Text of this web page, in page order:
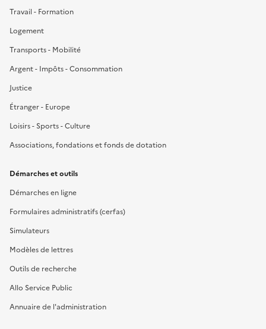
Travail - Formation
Logement
Transports - Mobilité
Argent - Impôts - Consommation
Justice
Étranger - Europe
Loisirs - Sports - Culture
Associations, fondations et fonds de dotation
Démarches et outils
Démarches en ligne
Formulaires administratifs (cerfas)
Simulateurs
Modèles de lettres
Outils de recherche
Allo Service Public
Annuaire de l'administration